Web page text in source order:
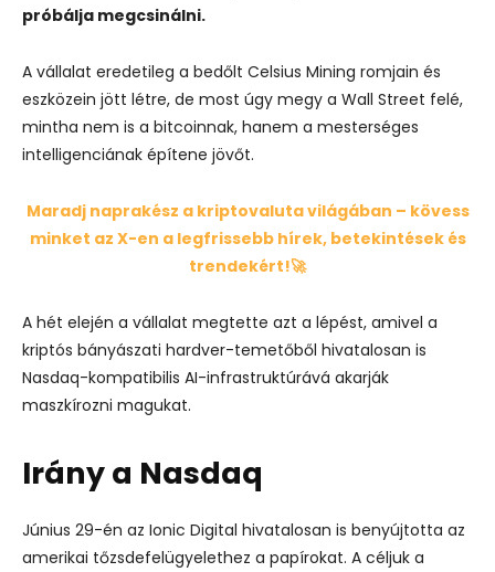
próbálja megcsinálni.
A vállalat eredetileg a bedőlt Celsius Mining romjain és
eszközein jött létre, de most úgy megy a Wall Street felé,
mintha nem is a bitcoinnak, hanem a mesterséges
intelligenciának építene jövőt.
Maradj naprakész a kriptovaluta világában – kövess
minket az X-en a legfrissebb hírek, betekintések és
trendekért!🚀
A hét elején a vállalat megtette azt a lépést, amivel a
kriptós bányászati hardver-temetőből hivatalosan is
Nasdaq-kompatibilis AI-infrastruktúrává akarják
maszkírozni magukat.
Irány a Nasdaq
Június 29-én az Ionic Digital hivatalosan is benyújtotta az
amerikai tőzsdefelügyelethez a papírokat. A céljuk a